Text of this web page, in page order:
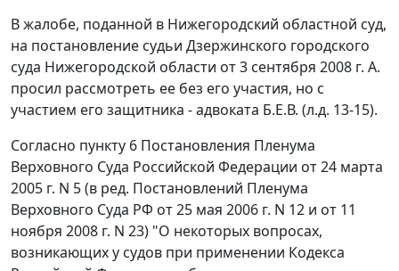
В жалобе, поданной в Нижегородский областной суд,
на постановление судьи Дзержинского городского
суда Нижегородской области от 3 сентября 2008 г. А.
просил рассмотреть ее без его участия, но с
участием его защитника - адвоката Б.Е.В. (л.д. 13-15).
Согласно пункту 6 Постановления Пленума
Верховного Суда Российской Федерации от 24 марта
2005 г. N 5 (в ред. Постановлений Пленума
Верховного Суда РФ от 25 мая 2006 г. N 12 и от 11
ноября 2008 г. N 23) "О некоторых вопросах,
возникающих у судов при применении Кодекса